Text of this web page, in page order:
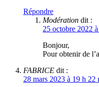
Répondre
Modération dit :
25 octobre 2022
Bonjour,
Pour obtenir de
FABRICE dit :
28 mars 2023 à 19 h 22